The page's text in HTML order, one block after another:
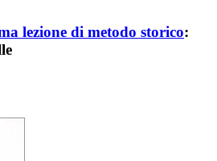
lezione di metodo storico: